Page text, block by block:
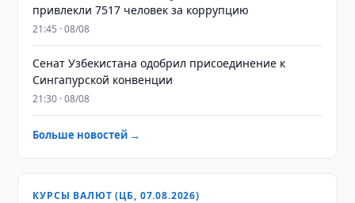
привлекли 7517 человек за коррупцию
21:45 · 08/08
Сенат Узбекистана одобрил присоединение к
Сингапурской конвенции
21:30 · 08/08
Больше новостей →
КУРСЫ ВАЛЮТ (ЦБ, 07.08.2026)